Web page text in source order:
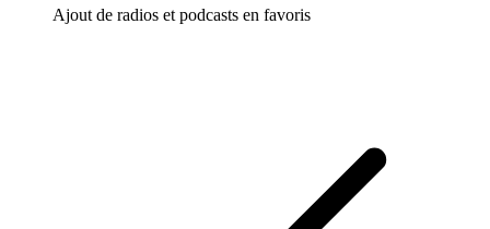
Ajout de radios et podcasts en favoris